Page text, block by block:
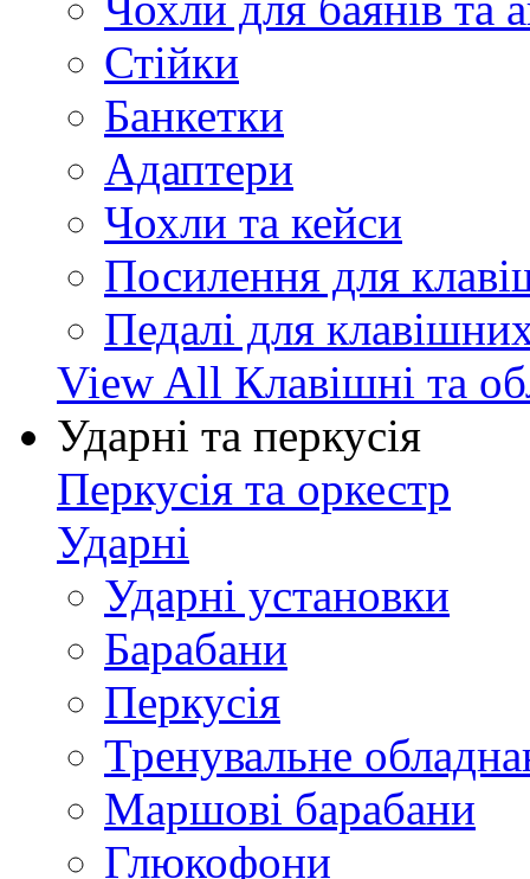
Стійки
Банкетки
Адаптери
Чохли та кейси
Посилення для
Педалі для
View All Клавішні та
Ударні та перкусія
Перкусія та оркестр
Ударні
Ударні установки
Барабани
Перкусія
Тренувальне
Маршові барабани
Глюкофони